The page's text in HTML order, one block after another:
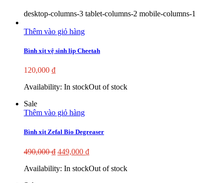
desktop-columns-3 tablet-columns-2 mobile-columns-1
Thêm vào giỏ hàng
Bình xịt vệ sinh lip Cheetah
120,000 ₫
Availability: In stockOut of stock
Sale
Thêm vào giỏ hàng
Bình xịt Zefal Bio Degreaser
490,000₫ 449,000 ₫
Availability: In stockOut of stock